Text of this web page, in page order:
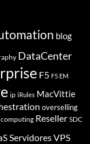
blog
DataCenter
F5 F5 EM
ip iRules MacVittie
overselling
Reseller SDC
Servidores VPS